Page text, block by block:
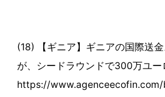
(18) 【ギニア】ギニアの国際送
が、シードラウンドで300万ユー
https://